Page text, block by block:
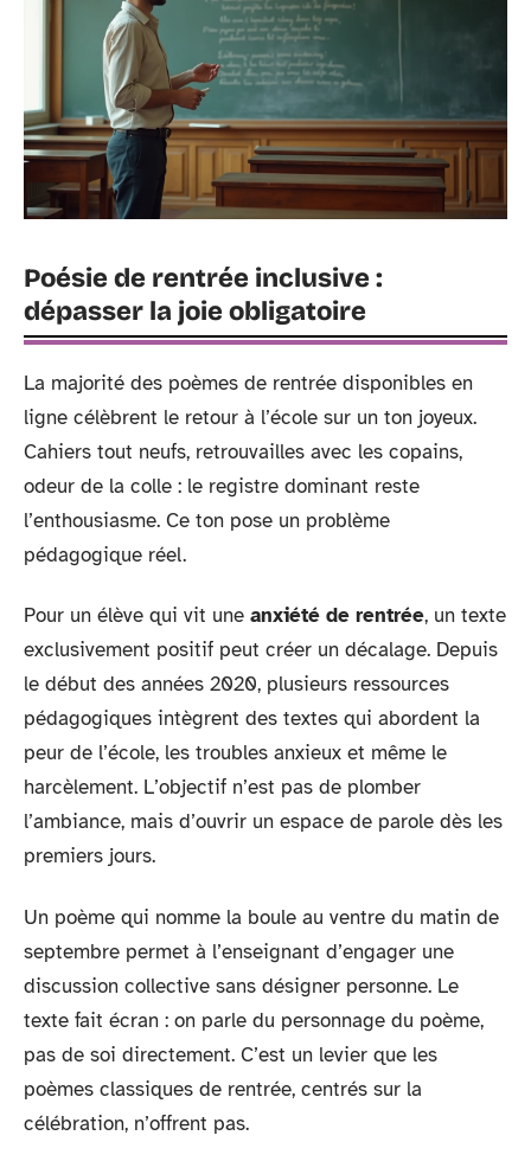
Poésie de rentrée inclusive :
dépasser la joie obligatoire
La majorité des poèmes de rentrée disponibles en
ligne célèbrent le retour à l’école sur un ton joyeux.
Cahiers tout neufs, retrouvailles avec les copains,
odeur de la colle : le registre dominant reste
l’enthousiasme. Ce ton pose un problème
pédagogique réel.
Pour un élève qui vit une anxiété de rentrée, un texte
exclusivement positif peut créer un décalage. Depuis
le début des années 2020, plusieurs ressources
pédagogiques intègrent des textes qui abordent la
peur de l’école, les troubles anxieux et même le
harcèlement. L’objectif n’est pas de plomber
l’ambiance, mais d’ouvrir un espace de parole dès les
premiers jours.
Un poème qui nomme la boule au ventre du matin de
septembre permet à l’enseignant d’engager une
discussion collective sans désigner personne. Le
texte fait écran : on parle du personnage du poème,
pas de soi directement. C’est un levier que les
poèmes classiques de rentrée, centrés sur la
célébration, n’offrent pas.